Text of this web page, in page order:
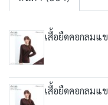
เสื้อยืดคอกลมแ
เสื้อยืดคอกลมแ